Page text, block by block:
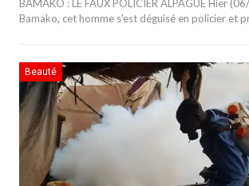
BAMAKO : LE FAUX POLICIER ALPAGUÉ Hier
Bamako, cet homme s'est déguisé en policier et
Beauté